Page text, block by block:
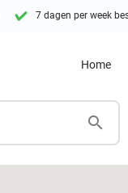
7 dagen per week
Home